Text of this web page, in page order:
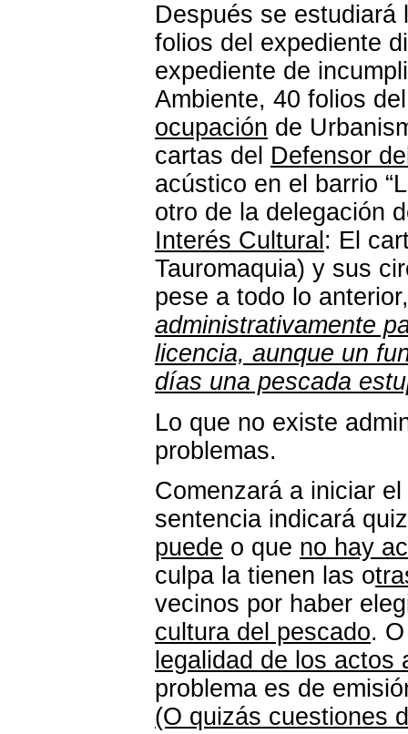
Después se
folios del expediente
expediente de
Ambiente, 40 folios
ocupación de
cartas del Defensor
acústico en el barrio
otro de la delegación
Interés Cultural : El
Tauromaquia) y sus
pese a todo lo
administrativamente
licencia, aunque un
días una pescada
Lo que no existe
problemas.
Comenzará a iniciar
sentencia indicará
puede o que no hay
culpa la tienen las o
vecinos por haber
cultura del pescado.
legalidad de los actos
problema es de
(O quizás cuestiones